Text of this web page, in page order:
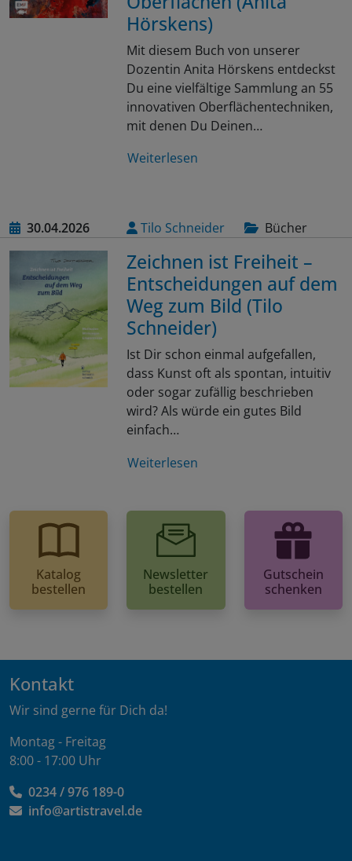
Hörskens)
Mit diesem Buch von unserer
Dozentin Anita Hörskens entdeckst
Du eine vielfältige Sammlung an 55
innovativen Oberflächentechniken,
mit denen Du Deinen…
Weiterlesen
30.04.2026 Tilo Schneider Bücher
Zeichnen ist Freiheit –
Entscheidungen auf dem
Weg zum Bild (Tilo
Schneider)
Ist Dir schon einmal aufgefallen,
dass Kunst oft als spontan, intuitiv
oder sogar zufällig beschrieben
wird? Als würde ein gutes Bild
einfach…
Weiterlesen
Katalog
bestellen
Newsletter
bestellen
Gutschein
schenken
Kontakt
Wir sind gerne für Dich da!
Montag - Freitag
8:00 - 17:00 Uhr
0234 / 976 189-0
info@artistravel.de